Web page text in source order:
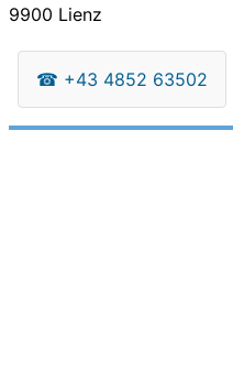
9900 Lienz
☎ +43 4852 63502